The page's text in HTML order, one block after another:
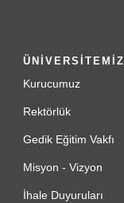
ÜNİVERSİTEMİZ
Kurucumuz
Rektörlük
Gedik Eğitim Vakfı
Misyon - Vizyon
İhale Duyuruları